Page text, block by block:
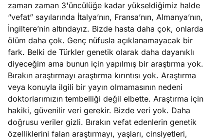
Ağustos
4, 2026
umutlu
ister
Köşe
Yazıları
Spor
Yazıları
zaman zaman 3'üncülüğe kadar yükseldiğimiz halde
“vefat” sayılarında İtalya’nın, Fransa’nın, Almanya’nın,
İngiltere’nin altındayız. Bizde hasta daha çok, onlarda
ölüm daha çok. Genç nüfusla açıklanamayacak bir
fark. Belki de Türkler genetik olarak daha dayanıklı
diyeceğim ama bunun için yapılmış bir araştırma yok.
Bırakın araştırmayı araştırma kırıntısı yok. Araştırma
veya konuyla ilgili bir yayın olmamasının nedeni
doktorlarımızın tembelliği değil elbette. Araştırma için
hakiki, güvenilir veri gerekir. Bizde veri yok. Daha
doğrusu veriler gizli. Bırakın vefat edenlerin genetik
özelliklerini falan araştırmayı, yaşları, cinsiyetleri,